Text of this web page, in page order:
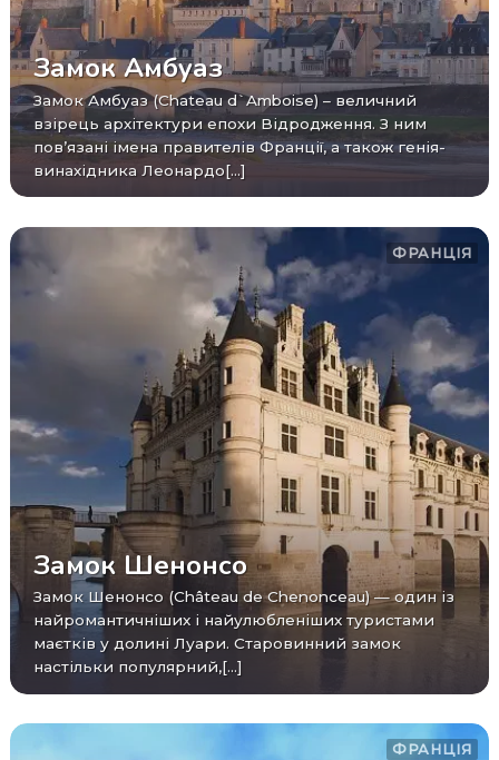
Замок Амбуаз
Замок Амбуаз (Chateau d`Amboise) – величний
взірець архітектури епохи Відродження. З ним
пов’язані імена правителів Франції, а також генія-
винахідника Леонардо[...]
ФРАНЦІЯ
Замок Шенонсо
Замок Шенонсо (Château de Chenonceau) — один із
найромантичніших і найулюбленіших туристами
маєтків у долині Луари. Старовинний замок
настільки популярний,[...]
ФРАНЦІЯ